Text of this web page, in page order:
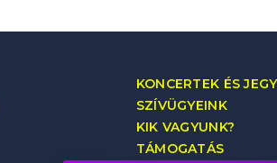
KONCERTEK ÉS
SZÍVÜGYEINK
KIK VAGYUNK?
TÁMOGATÁS